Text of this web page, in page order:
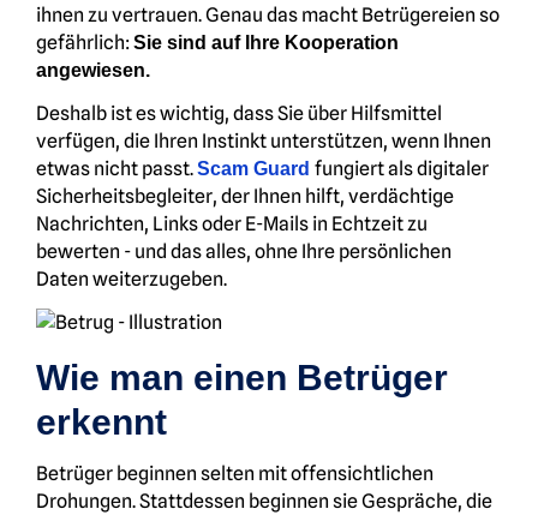
ihnen zu vertrauen. Genau das macht Betrügereien so
gefährlich:Sie sind auf Ihre Kooperation
angewiesen.
Deshalb ist es wichtig, dass Sie über Hilfsmittel
verfügen, die Ihren Instinkt unterstützen, wenn Ihnen
etwas nicht passt.Scam Guard fungiert als digitaler
Sicherheitsbegleiter, der Ihnen hilft, verdächtige
Nachrichten, Links oder E-Mails in Echtzeit zu
bewerten - und das alles, ohne Ihre persönlichen
Daten weiterzugeben.
Wie man einen Betrüger
erkennt
Betrüger beginnen selten mit offensichtlichen
Drohungen. Stattdessen beginnen sie Gespräche, die